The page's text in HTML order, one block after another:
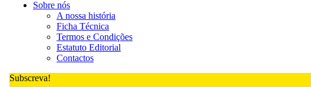
Sobre nós
A nossa história
Ficha Técnica
Termos e Condições
Estatuto Editorial
Contactos
Subscreva!